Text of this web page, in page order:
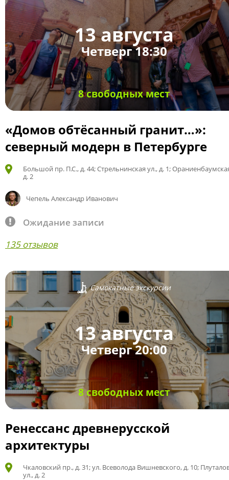
13 августа
Четверг 18:30
8 свободных мест
«Домов обтёсанный гранит…»:
северный модерн в Петербурге
Большой пр. П.С., д. 44; Стрельнинская ул., д. 1;
д. 2
Чепель Александр Иванович
Ожидание записи
135 отзывов
Самокатные экскурсии
13 августа
Четверг 20:00
8 свободных мест
Ренессанс древнерусской
архитектуры
Чкаловский пр., д. 31; ул. Всеволода Вишневского, д. 10;
ул., д. 2